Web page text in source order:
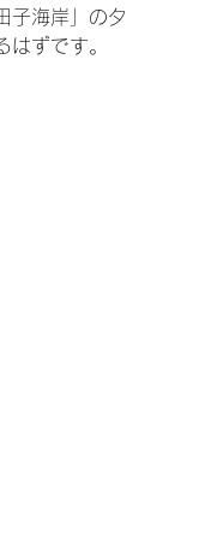
子海岸」の夕
ずです。